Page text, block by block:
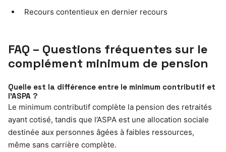
Recours contentieux en dernier recours
FAQ – Questions fréquentes sur le
complément minimum de pension
Quelle est la différence entre le minimum contributif et
l’ASPA ?
Le minimum contributif complète la pension des retraités
ayant cotisé, tandis que l’ASPA est une allocation sociale
destinée aux personnes âgées à faibles ressources,
même sans carrière complète.